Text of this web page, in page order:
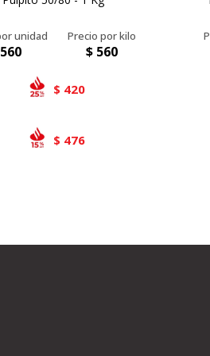
560 $ 560
$ 420
$ 476